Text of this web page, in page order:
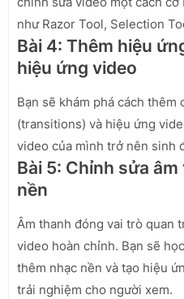
như Razor Tool, Selection
Bài 4: Thêm hiệu
hiệu ứng video
Bạn sẽ khám phá cách thêm
(transitions) và hiệu ứng
video của mình trở nên sinh
Bài 5: Chỉnh sửa
nền
Âm thanh đóng vai trò quan
video hoàn chỉnh. Bạn sẽ
thêm nhạc nền và tạo hiệu
trải nghiệm cho người xem.